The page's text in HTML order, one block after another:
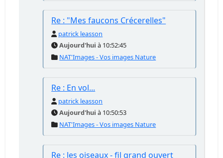
Re : "Mes faucons Crécerelles"
patrick leasson
Aujourd'hui à 10:52:45
NAT'Images - Vos images Nature
Re : En vol...
patrick leasson
Aujourd'hui à 10:50:53
NAT'Images - Vos images Nature
Re : les oiseaux - fil grand ouvert